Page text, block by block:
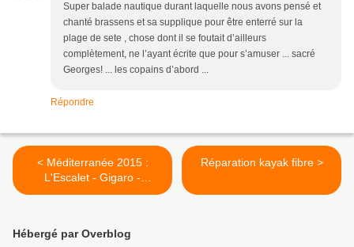
Super balade nautique durant laquelle nous avons pensé et
chanté brassens et sa supplique pour être enterré sur la
plage de sete , chose dont il se foutait d’ailleurs
complètement, ne l’ayant écrite que pour s’amuser ... sacré
Georges! ... les copains d’abord ...
Répondre
< Méditerranée 2015 :
L'Escalet - Gigaro -
L'Escalet
Réparation kayak fibre >
Hébergé par Overblog